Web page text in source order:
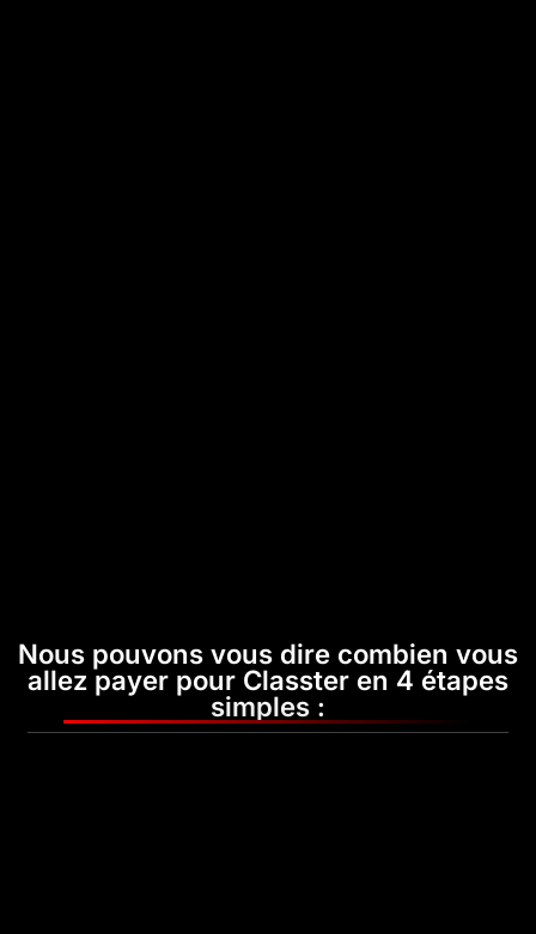
Nous pouvons vous dire combien vous
allez payer pour Classter en 4 étapes
simples :